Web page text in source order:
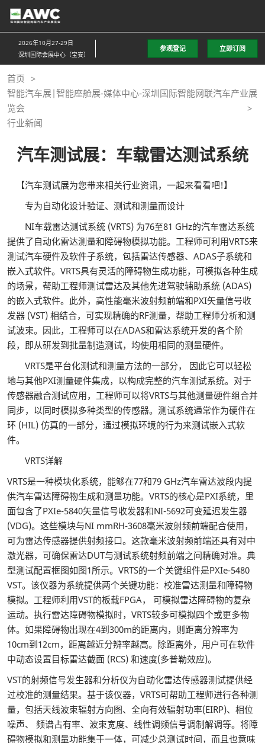
直
接
跳
至
内
容
2026年10月27-29日
深圳国际会展中心（宝安）
参观登记 立即订阅
首页
智能汽车展|智能座舱展-媒体中心-深圳国际智能网联汽车产业展
览会
行业新闻
汽车测试展：车载雷达测试系统
【汽车测试展为您带来相关行业资讯，一起来看看吧!】
专为自动化设计验证、测试和测量而设计
NI车载雷达测试系统 (VRTS) 为76至81 GHz的汽车雷达系统
提供了自动化雷达测量和障碍物模拟功能。工程师可利用VRTS来
测试汽车硬件及软件子系统，包括雷达传感器、ADAS子系统和
嵌入式软件。VRTS具有灵活的障碍物生成功能，可模拟各种生成
的场景，帮助工程师测试雷达及其他先进驾驶辅助系统 (ADAS)
的嵌入式软件。此外，高性能毫米波射频前端和PXI矢量信号收
发器 (VST) 相结合，可实现精确的RF测量，帮助工程师分析和测
试波束。因此，工程师可以在ADAS和雷达系统开发的各个阶
段，即从研发到批量制造测试，均使用相同的测量硬件。
VRTS是平台化测试和测量方法的一部分， 因此它可以轻松
地与其他PXI测量硬件集成，以构成完整的汽车测试系统。对于
传感器融合测试应用，工程师可以将VRTS与其他测量硬件组合并
同步，以同时模拟多种类型的传感器。测试系统通常作为硬件在
环 (HIL) 仿真的一部分，通过模拟环境的行为来测试嵌入式软
件。
VRTS详解
VRTS是一种模块化系统，能够在77和79 GHz汽车雷达波段内提
供汽车雷达障碍物生成和测量功能。VRTS的核心是PXI系统，里
面包含了PXIe-5840矢量信号收发器和NI-5692可变延迟发生器
(VDG)。这些模块与NI mmRH-3608毫米波射频前端配合使用，
可为雷达传感器提供射频接口。这款毫米波射频前端还具有对中
激光器，可确保雷达DUT与测试系统射频前端之间精确对准。典
型测试配置框图如图1所示。VRTS的一个关键组件是PXIe-5480
VST。该仪器为系统提供两个关键功能：校准雷达测量和障碍物
模拟。工程师利用VST的板载FPGA， 可模拟雷达障碍物的复杂
运动。执行雷达障碍物模拟时，VRTS较多可模拟四个或更多物
体。如果障碍物出现在4到300m的距离内，则距离分辨率为
10cm到12cm，距离越近分辨率越高。除距离外，用户可在软件
中动态设置目标雷达截面 (RCS) 和速度(多普勒效应)。
VST的射频信号发生器和分析仪为自动化雷达传感器测试提供经
过校准的测量结果。基于该仪器，VRTS可帮助工程师进行各种测
量，包括天线波束辐射方向图、全向有效辐射功率(EIRP)、相位
噪声、 频谱占有率、波束宽度、线性调频信号调制解调等。将障
碍物模拟和测量功能集于一体，可减少总测试时间，而且也意味